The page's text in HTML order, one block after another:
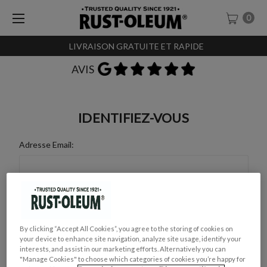
LIVRAISON GRATUITE ET RAPIDE
0
AVIS
IDENTIFIEZ-VOUS
Adresse Email:
Mot de Passe :
By clicking “Accept All Cookies”, you agree to the storing of cookies on
your device to enhance site navigation, analyze site usage, identify your
interests, and assist in our marketing efforts. Alternatively you can
"Manage Cookies" to choose which categories of cookies you’re happy for